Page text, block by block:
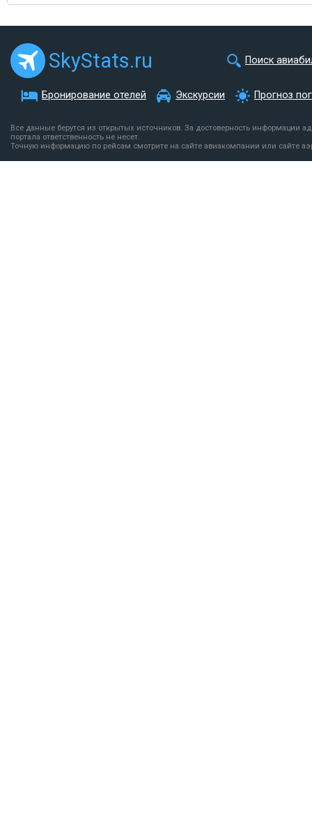
SkyStats.ru Поиск
Бронирование отелей Экскурсии Прогноз
Все данные берутся из открытых источников. За достоверность информации
портала ответственность не несет.
Точную информацию по рейсам смотрите на сайте авиакомпании или сайте